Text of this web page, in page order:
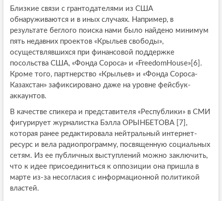
Близкие связи с грантодателями из США
обнаруживаются и в иных случаях. Например, в
результате беглого поиска нами было найдено минимум
пять недавних проектов «Крыльев свободы»,
осуществлявшихся при финансовой поддержке
посольства США, «Фонда Сороса» и «FreedomHouse»[6].
Кроме того, партнерство «Крыльев» и «Фонда Сороса-
Казахстан» зафиксировано даже на уровне фейсбук-
аккаунтов.
В качестве спикера и представителя «Республики» в СМИ
фигурирует журналистка Бэлла ОРЫНБЕТОВА [7],
которая ранее редактировала нейтральный интернет-
ресурс и вела радиопрограмму, посвященную социальных
сетям. Из ее публичных выступлений можно заключить,
что к идее присоединиться к оппозиции она пришла в
марте из-за несогласия с информационной политикой
властей.